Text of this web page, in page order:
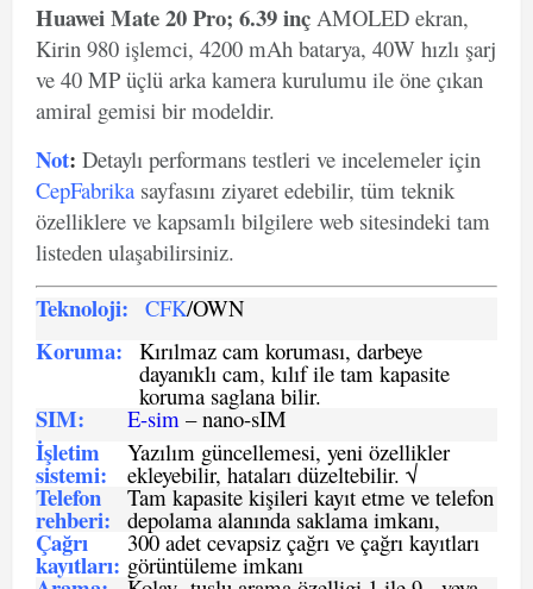
Huawei Mate 20 Pro; 6.39 inç AMOLED ekran,
Kirin 980 işlemci, 4200 mAh batarya, 40W hızlı şarj
ve 40 MP üçlü arka kamera kurulumu ile öne çıkan
amiral gemisi bir modeldir.
Not: Detaylı performans testleri ve incelemeler için
CepFabrika sayfasını ziyaret edebilir, tüm teknik
özelliklere ve kapsamlı bilgilere web sitesindeki tam
listeden ulaşabilirsiniz.
Teknoloji: CFK/OWN
Koruma: Kırılmaz cam koruması, darbeye
dayanıklı cam, kılıf ile tam kapasite
koruma saglana bilir.
SIM: E-sim – nano-sIM
İşletim
sistemi:
Yazılım güncellemesi, yeni özellikler
ekleyebilir, hataları düzeltebilir. √
Telefon
rehberi:
Tam kapasite kişileri kayıt etme ve telefon
depolama alanında saklama imkanı,
Çağrı
kayıtları:
300 adet cevapsiz çağrı ve çağrı kayıtları
görüntüleme imkanı